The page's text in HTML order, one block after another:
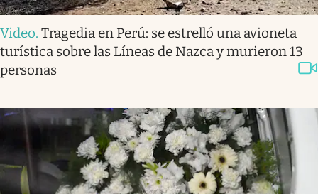
Video. Tragedia en Perú: se estrelló una avioneta
turística sobre las Líneas de Nazca y murieron 13
personas